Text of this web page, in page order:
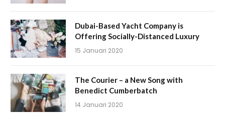
Dubai-Based Yacht Company is
Offering Socially-Distanced Luxury
15 Januari 2020
The Courier – a New Song with
Benedict Cumberbatch
14 Januari 2020